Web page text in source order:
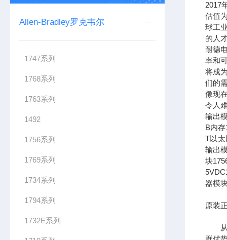
Allen-Bradley罗克韦尔
1747系列
1768系列
1763系列
1492
1756系列
1769系列
1734系列
1794系列
1732E系列
2017
估值
球工
的人
耐德
率和
将成
们的
像现
令人
输出
B内
T以太
输出
块
器模
原装
从长